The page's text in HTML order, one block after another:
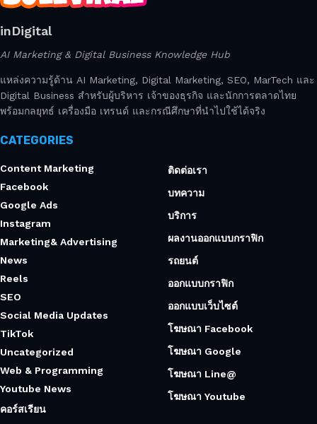
inDigital
AI Marketing & Digital Business Knowledge Hub
แหล่งความรู้ด้าน AI Marketing, Digital Marketing, SEO, MarTech และ
Digital Business สำหรับผู้บริหาร เจ้าของธุรกิจ และนักการตลาดไทย
พร้อมกลยุทธ์ เครื่องมือ เทรนด์ และกรณีศึกษาที่นำไปใช้ได้จริง
CATEGORIES
Content Marketing
Facebook
Google Ads
Instagram
Marketing& Advertising
News
Reels
SEO
Social Media Updates
TikTok
Uncategorized
Web & Programming
Youtube News
คอร์สเรียน
ติดต่อเรา
บทความ
บริการ
ผลงานออกแบบกราฟิก
รถยนต์
ออกแบบกราฟิก
ออกแบบเว็บไซต์
โฆษณา Facebook
โฆษณา Google
โฆษณา Line@
โฆษณา Youtube